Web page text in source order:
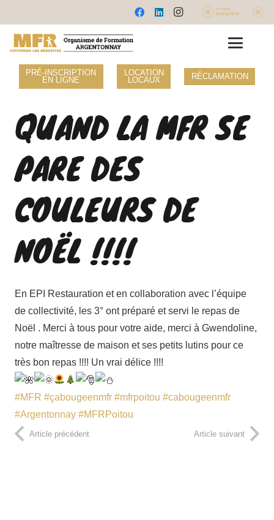
PRÉ-INSCRIPTION
EN LIGNE
LOCATION
LOCAUX
RÉCLAMATION
QUAND LA MFR SE
PARE DES
COULEURS DE
NOËL !!!!
En EPI Restauration et en collaboration avec l’équipe
de collectivité, les 3° ont préparé et servi le repas de
Noël . Merci à tous pour votre aide, merci à Gwendoline,
notre maîtresse de maison et ses petits lutins pour ce
très bon repas !!!! Un vrai délice !!!!
#MFR #çabougeenmfr #mfrpoitou #cabougeenmfr
#Argentonnay #MFRPoitou
Article précédent Article suivant